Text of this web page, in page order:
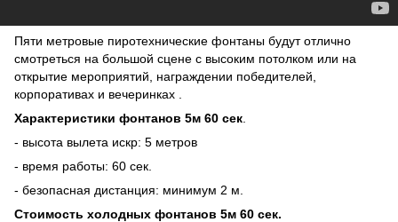
Пяти метровые пиротехнические фонтаны будут отлично
смотреться на большой сцене с высоким потолком или на
открытие мероприятий, награждении победителей,
корпоративах и вечеринках .
Характеристики фонтанов 5м 60 сек
- высота вылета искр: 5 метров
- время работы: 60 сек.
- безопасная дистанция: минимум 2 м.
Стоимость холодных фонтанов 5м 60 сек.